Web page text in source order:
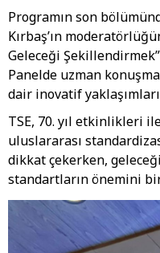
Programın son
Kırbaş’ın
Geleceği
Panelde uzman
dair inovatif yaklaşımları
TSE, 70. yıl etkinlikleri
uluslararası
dikkat çekerken,
standartların önemini